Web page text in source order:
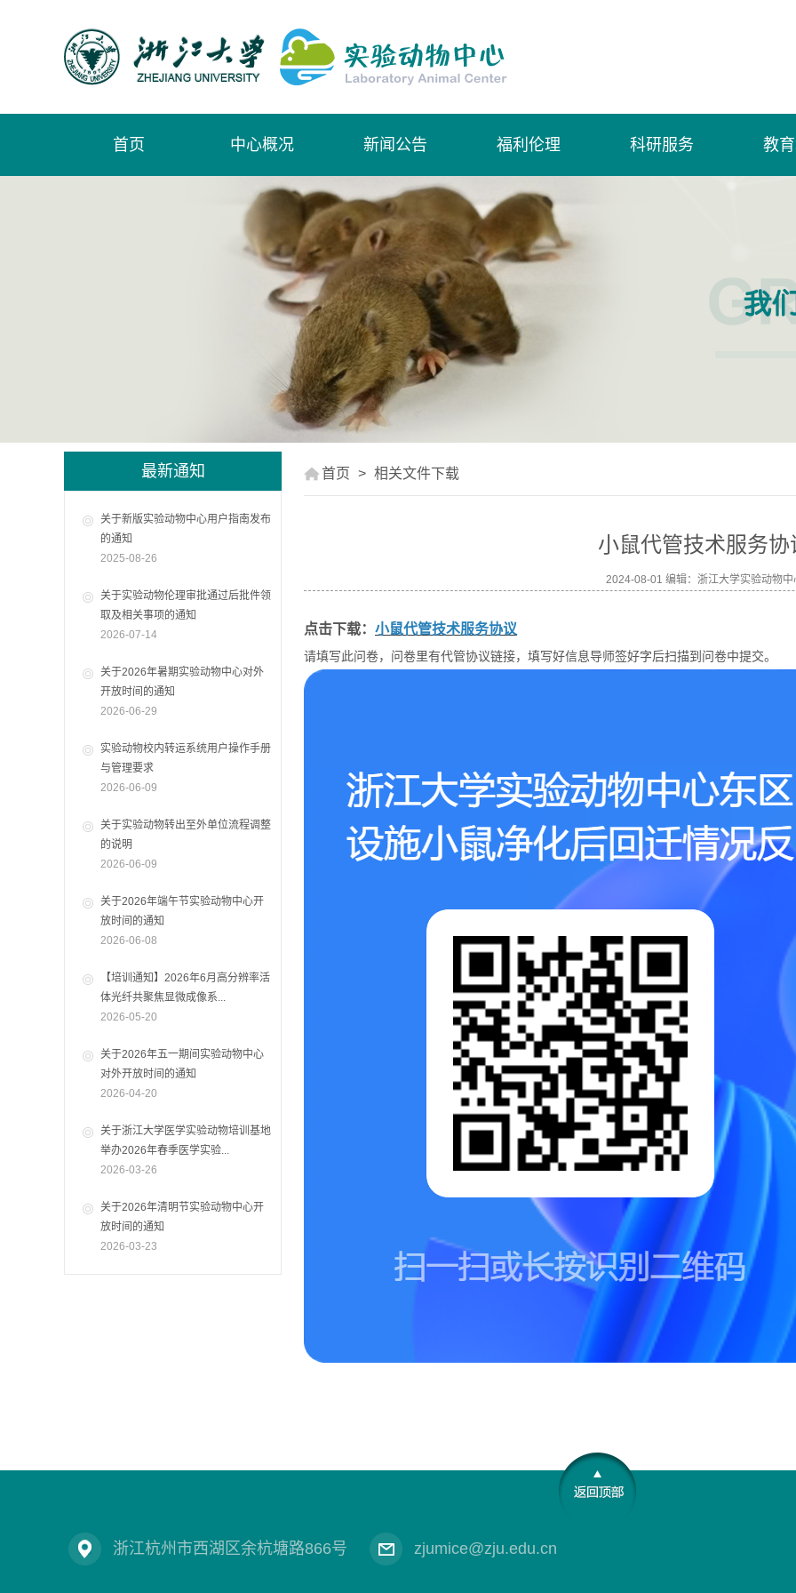
首页 中心概况 新闻公告 福利伦理 科研服务 教
最新通知
关于新版实验动物中心用户指南发布
的通知
2025-08-26
关于实验动物伦理审批通过后批件领
取及相关事项的通知
2026-07-14
关于2026年暑期实验动物中心对外
开放时间的通知
2026-06-29
实验动物校内转运系统用户操作手册
与管理要求
2026-06-09
关于实验动物转出至外单位流程调整
的说明
2026-06-09
关于2026年端午节实验动物中心开
放时间的通知
2026-06-08
【培训通知】2026年6月高分辨率活
体光纤共聚焦显微成像系...
2026-05-20
关于2026年五一期间实验动物中心
对外开放时间的通知
2026-04-20
关于浙江大学医学实验动物培训基地
举办2026年春季医学实验...
2026-03-26
关于2026年清明节实验动物中心开
放时间的通知
2026-03-23
首页 > 相关文件下载
小鼠代管技术服务协
2024-08-01 编辑：浙江大学实验动物中
点击下载： 小鼠代管技术服务协议
请填写此问卷，问卷里有代管协议链接，填写好信息导师签好字后扫描到问卷中提交。
浙江杭州市西湖区余杭塘路866号 zjumice@zju.edu.cn